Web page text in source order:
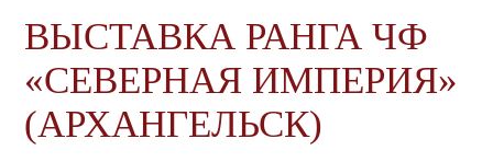
ВЫСТАВКА РАНГА ЧФ
«СЕВЕРНАЯ ИМПЕРИЯ»
(АРХАНГЕЛЬСК)